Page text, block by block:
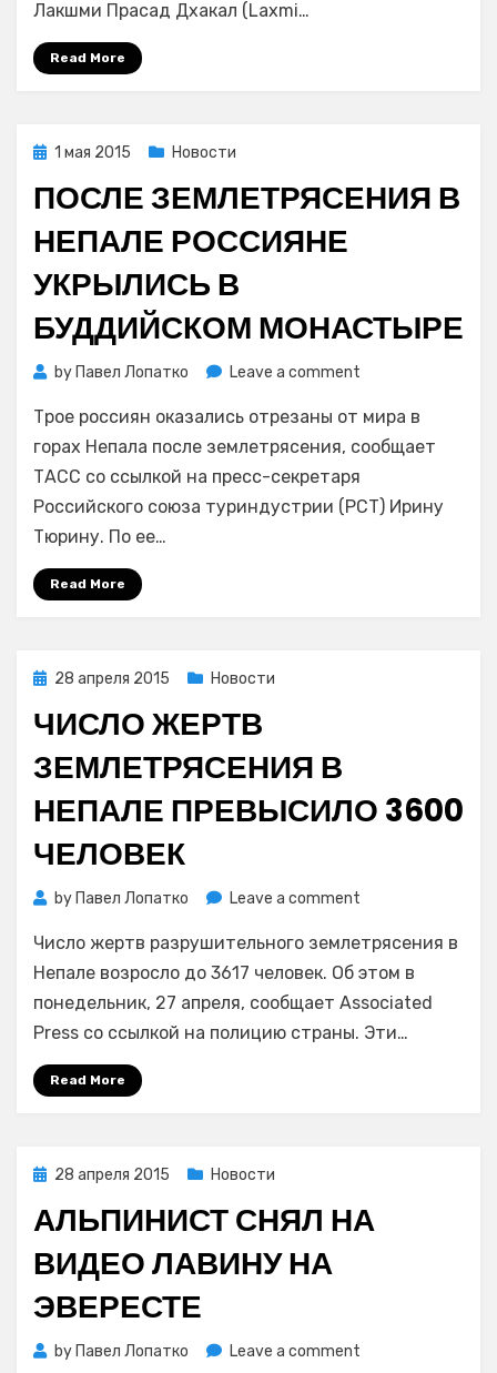
Лакшми Прасад Дхакал (Laxmi…
Read More
Posted
1 мая 2015 Новости
ПОСЛЕ ЗЕМЛЕТРЯСЕНИЯ В
НЕПАЛЕ РОССИЯНЕ
УКРЫЛИСЬ В
БУДДИЙСКОМ МОНАСТЫРЕ
by Павел Лопатко Leave a comment
землетрясения
в
россияне
укрылись
Трое россиян оказались отрезаны от мира в
горах Непала после землетрясения, сообщает
ТАСС со ссылкой на пресс-секретаря
Российского союза туриндустрии (РСТ) Ирину
Тюрину. По ее…
Read More
Posted
28 апреля 2015 Новости
ЧИСЛО ЖЕРТВ
ЗЕМЛЕТРЯСЕНИЯ В
НЕПАЛЕ ПРЕВЫСИЛО 3600
ЧЕЛОВЕК
by Павел Лопатко Leave a comment
жертв
землетрясения
в
превысило
Число жертв разрушительного землетрясения в
Непале возросло до 3617 человек. Об этом в
понедельник, 27 апреля, сообщает Associated
Press со ссылкой на полицию страны. Эти…
Read More
Posted
28 апреля 2015 Новости
АЛЬПИНИСТ СНЯЛ НА
ВИДЕО ЛАВИНУ НА
ЭВЕРЕСТЕ
by Павел Лопатко Leave a comment